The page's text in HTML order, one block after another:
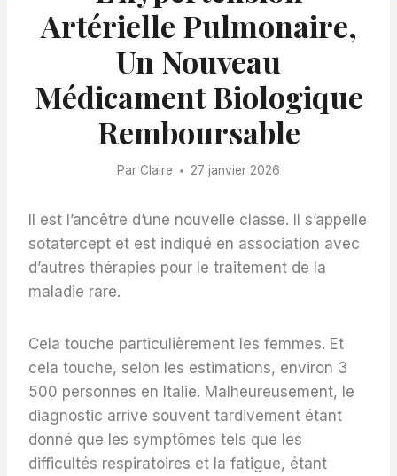
Artérielle Pulmonaire,
Un Nouveau
Médicament Biologique
Remboursable
Par Claire 27 janvier 2026
Il est l’ancêtre d’une nouvelle classe. Il s’appelle
sotatercept et est indiqué en association avec
d’autres thérapies pour le traitement de la
maladie rare.
Cela touche particulièrement les femmes. Et
cela touche, selon les estimations, environ 3
500 personnes en Italie. Malheureusement, le
diagnostic arrive souvent tardivement étant
donné que les symptômes tels que les
difficultés respiratoires et la fatigue, étant